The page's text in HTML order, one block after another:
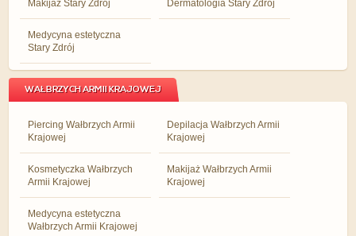
Makijaż Stary Zdrój Dermatologia Stary Zdrój
Medycyna estetyczna
Stary Zdrój
WAŁBRZYCH ARMII KRAJOWEJ
Piercing Wałbrzych Armii
Krajowej
Depilacja Wałbrzych Armii
Krajowej
Kosmetyczka Wałbrzych
Armii Krajowej
Makijaż Wałbrzych Armii
Krajowej
Medycyna estetyczna
Wałbrzych Armii Krajowej